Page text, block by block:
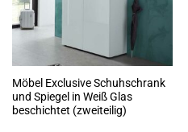
Möbel Exclusive Schuhschrank
und Spiegel in Weiß Glas
beschichtet (zweiteilig)